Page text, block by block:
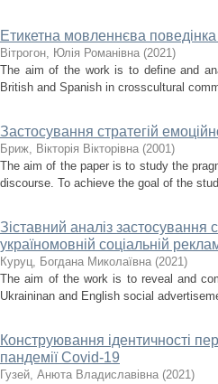
Етикетна мовленнєва поведінка
Вітрогон, Юлія Романівна (2021)
The aim of the work is to define and
British and Spanish in crosscultural
Застосування стратегій
Бриж, Вікторія Вікторівна (2001)
The aim of the paper is to study the
discourse. To achieve the goal of the
Зіставний аналіз застосування
україномовній соціальній
Куруц, Богдана Миколаївна (2021)
The aim of the work is to reveal and
Ukraininan and English social
Конструювання ідентичності
пандемії Covid-19
Гузей, Анюта Владиславівна (2021)